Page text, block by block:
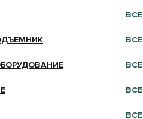
ВСЕ
ВСЕ
ВСЕ
ВСЕ
ВСЕ